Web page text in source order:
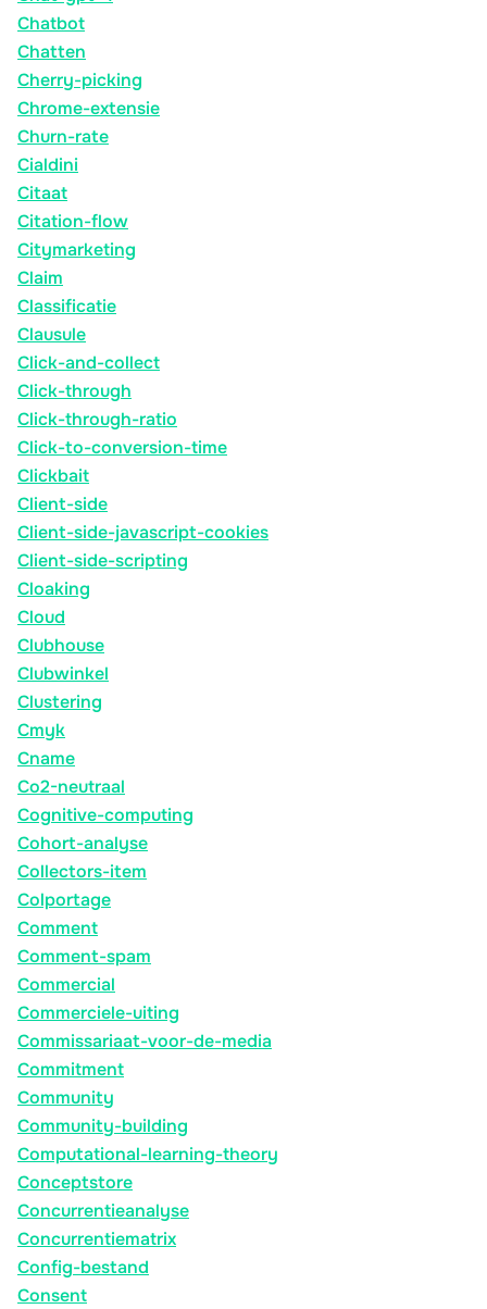
Chatbot
Chatten
Cherry-picking
Chrome-extensie
Churn-rate
Cialdini
Citaat
Citation-flow
Citymarketing
Claim
Classificatie
Clausule
Click-and-collect
Click-through
Click-through-ratio
Click-to-conversion-time
Clickbait
Client-side
Client-side-javascript-cookies
Client-side-scripting
Cloaking
Cloud
Clubhouse
Clubwinkel
Clustering
Cmyk
Cname
Co2-neutraal
Cognitive-computing
Cohort-analyse
Collectors-item
Colportage
Comment
Comment-spam
Commercial
Commerciele-uiting
Commissariaat-voor-de-media
Commitment
Community
Community-building
Computational-learning-theory
Conceptstore
Concurrentieanalyse
Concurrentiematrix
Config-bestand
Consent